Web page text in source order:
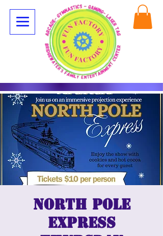
North Pole
Express